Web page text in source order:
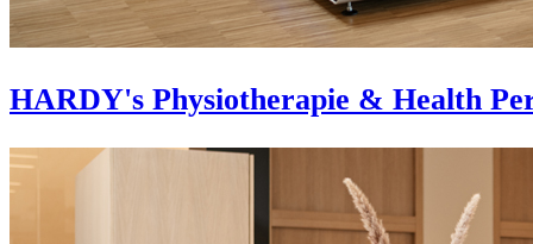
HARDY's Physiotherapie & Health